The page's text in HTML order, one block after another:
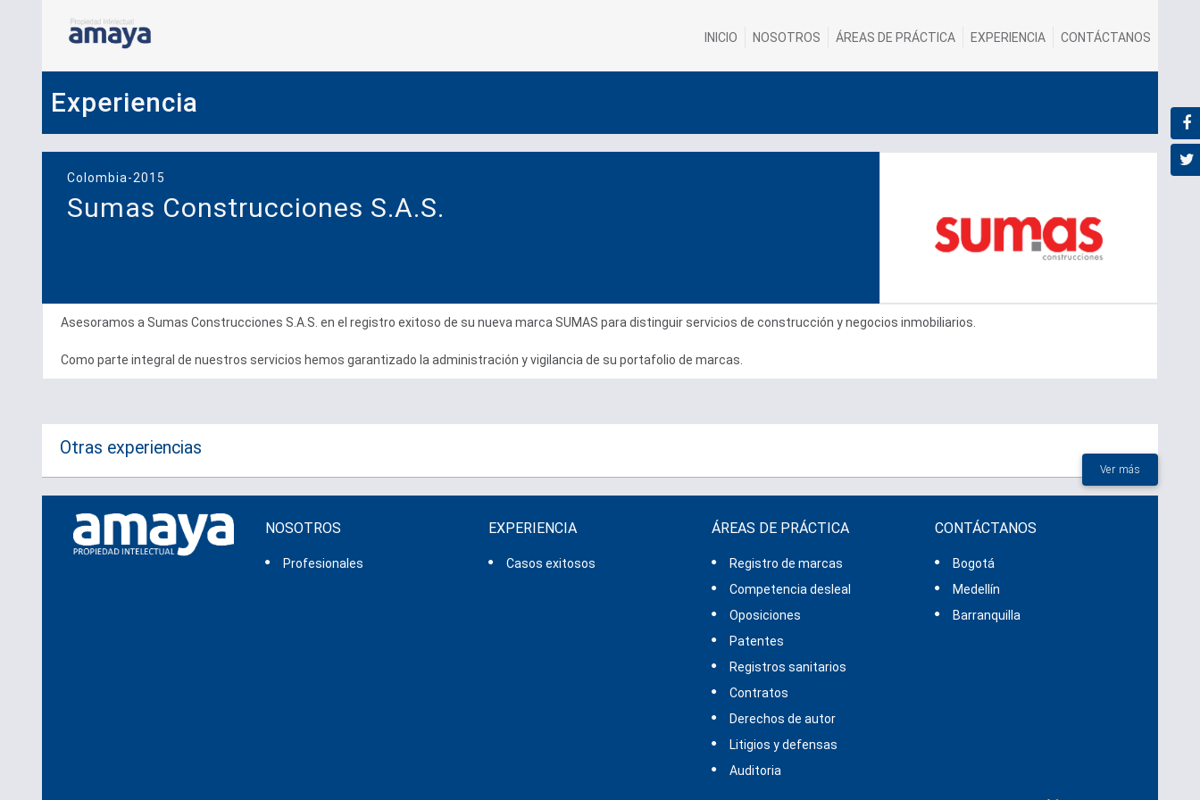
INICIO NOSOTROS ÁREAS DE PRÁCTICA EXPERIENCIA CONTÁCTANOS
Experiencia
Colombia-2015
Sumas Construcciones S.A.S.
Asesoramos a Sumas Construcciones S.A.S. en el registro exitoso de su nueva marca SUMAS para distinguir servicios de construcción y negocios inmobiliarios.
Como parte integral de nuestros servicios hemos garantizado la administración y vigilancia de su portafolio de marcas.
Otras experiencias
Ver más
NOSOTROS
Profesionales
EXPERIENCIA
Casos exitosos
ÁREAS DE PRÁCTICA
Registro de marcas
Competencia desleal
Oposiciones
Patentes
Registros sanitarios
Contratos
Derechos de autor
Litigios y defensas
Auditoria
CONTÁCTANOS
Bogotá
Medellín
Barranquilla